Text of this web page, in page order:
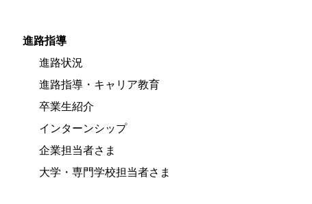
進路指導
進路状況
進路指導・キャリア教育
卒業生紹介
インターンシップ
企業担当者さま
大学・専門学校担当者さま